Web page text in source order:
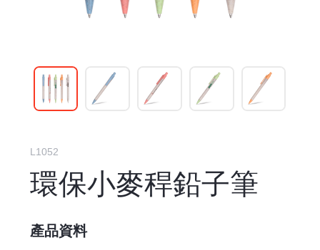
L1052
環保小麥稈鉛子筆
產品資料